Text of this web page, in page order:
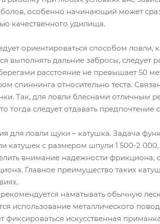
особенно начинающий может
качественного удилища.
ориентироваться способом
выполнять дальние забросы,
расстояние не превышает 50
спиннинга относительно теста.
Так, для ловли блеснами отличным
тогда следует отдавать предпочтение
для ловли щуки – катушка. Задача
катушек с размером шпули 1 500-2
внимание надежности фрикциона,
Главное преимущество таких
наматывать обычную
использование металлического
фиксироваться искусственная